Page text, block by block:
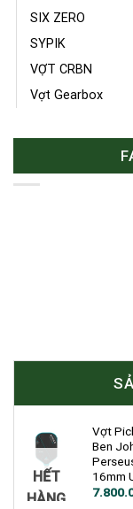
SIX ZERO
SYPIK
VỢT CRBN
Vợt Gearbox
HẾT
HÀNG
Vợt
Ben
16mm